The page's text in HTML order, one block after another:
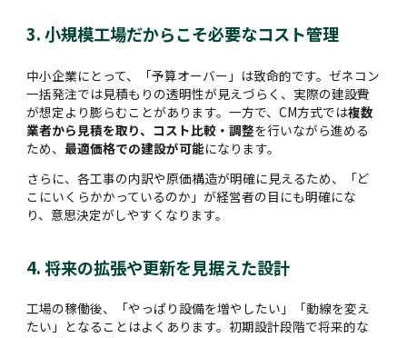
3. 小規模工場だからこそ必要なコスト管理
中小企業にとって、「予算オーバー」は致命的です。ゼネコン
一括発注では見積もりの透明性が見えづらく、実際の建設費
が想定より膨らむことがあります。一方で、CM方式では複数
業者から見積を取り、コスト比較・調整を行いながら進める
ため、最適価格での建設が可能になります。
さらに、各工事の内訳や原価構造が明確に見えるため、「ど
こにいくらかかっているのか」が経営者の目にも明確にな
り、意思決定がしやすくなります。
4. 将来の拡張や更新を見据えた設計
工場の稼働後、「やっぱり設備を増やしたい」「動線を変え
たい」となることはよくあります。初期設計段階で将来的な